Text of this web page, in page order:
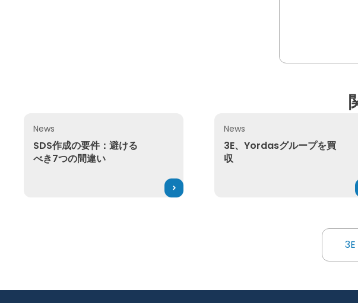
News
SDS作成の要件：避ける
べき7つの間違い
SDS作成の要件：避けるべき7つの間違い
News
3E、Yordasグループを買
収
3E、Yordasグループを買収